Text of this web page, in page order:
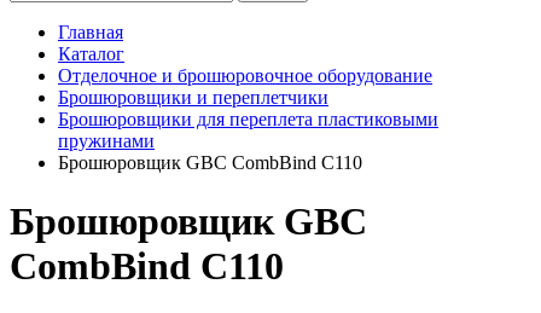
Главная
Каталог
Отделочное и брошюровочное оборудование
Брошюровщики и переплетчики
Брошюровщики для переплета пластиковыми
пружинами
Брошюровщик GBC CombBind C110
Брошюровщик GBC
CombBind C110